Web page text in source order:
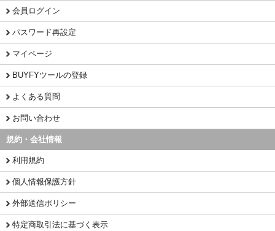
会員ログイン
パスワード再設定
マイページ
BUYFYツールの登録
よくある質問
お問い合わせ
規約・会社情報
利用規約
個人情報保護方針
外部送信ポリシー
特定商取引法に基づく表示